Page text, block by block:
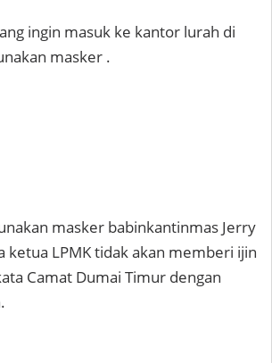
ingin masuk ke kantor lurah di
masker .
masker babinkantinmas Jerry
ketua LPMK tidak akan memberi ijin
Camat Dumai Timur dengan